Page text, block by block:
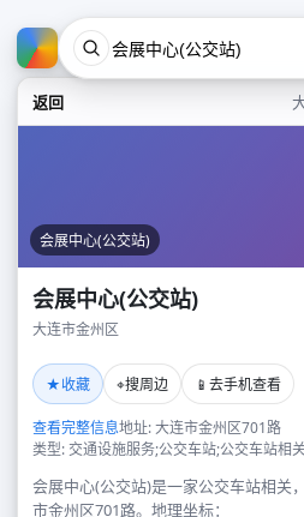
返回
会展中心(公交站)
会展中心(公交站)
大连市金州区
★收藏 ⌖搜周边 📱 去手机查看
查看完整信息地址: 大连市金州区701路
类型: 交通设施服务;公交车站;公交车站相
会展中心(公交站)是一家公交车站相关
市金州区701路。地理坐标：